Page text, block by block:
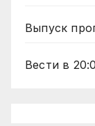
Выпуск
Вести в